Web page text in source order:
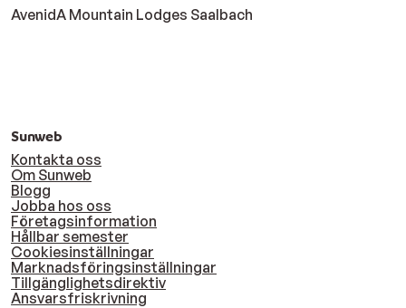
AvenidA Mountain Lodges Saalbach
Sunweb
Kontakta oss
Om Sunweb
Blogg
Jobba hos oss
Företagsinformation
Hållbar semester
Cookiesinställningar
Marknadsföringsinställningar
Tillgänglighetsdirektiv
Ansvarsfriskrivning